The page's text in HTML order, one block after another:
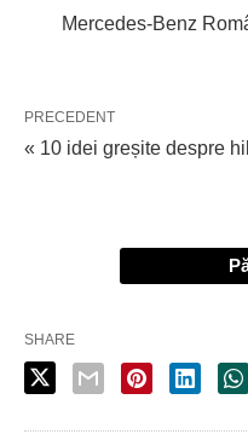
Mercedes-Benz
PRECEDENT
« 10 idei greșite despre
SHARE